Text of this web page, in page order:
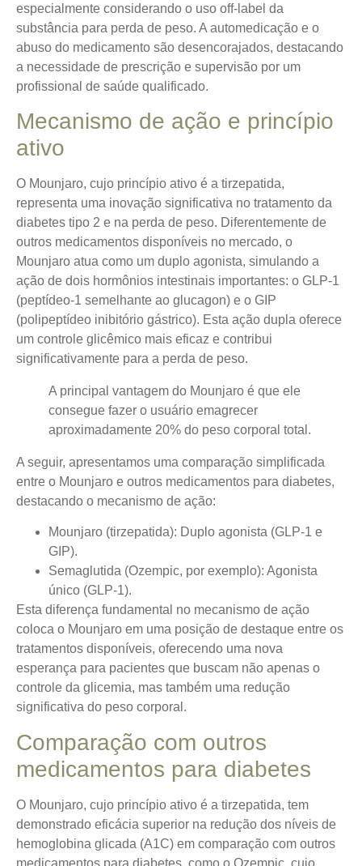
especialmente considerando o uso off-label da
substância para perda de peso. A automedicação e o
abuso do medicamento são desencorajados, destacando
a necessidade de prescrição e supervisão por um
profissional de saúde qualificado.
Mecanismo de ação e princípio
ativo
O Mounjaro, cujo princípio ativo é a tirzepatida,
representa uma inovação significativa no tratamento da
diabetes tipo 2 e na perda de peso. Diferentemente de
outros medicamentos disponíveis no mercado, o
Mounjaro atua como um duplo agonista, simulando a
ação de dois hormônios intestinais importantes: o GLP-1
(peptídeo-1 semelhante ao glucagon) e o GIP
(polipeptídeo inibitório gástrico). Esta ação dupla oferece
um controle glicêmico mais eficaz e contribui
significativamente para a perda de peso.
A principal vantagem do Mounjaro é que ele
consegue fazer o usuário emagrecer
aproximadamente 20% do peso corporal total.
A seguir, apresentamos uma comparação simplificada
entre o Mounjaro e outros medicamentos para diabetes,
destacando o mecanismo de ação:
Mounjaro (tirzepatida): Duplo agonista (GLP-1 e
GIP).
Semaglutida (Ozempic, por exemplo): Agonista
único (GLP-1).
Esta diferença fundamental no mecanismo de ação
coloca o Mounjaro em uma posição de destaque entre os
tratamentos disponíveis, oferecendo uma nova
esperança para pacientes que buscam não apenas o
controle da glicemia, mas também uma redução
significativa do peso corporal.
Comparação com outros
medicamentos para diabetes
O Mounjaro, cujo princípio ativo é a tirzepatida, tem
demonstrado eficácia superior na redução dos níveis de
hemoglobina glicada (A1C) em comparação com outros
medicamentos para diabetes, como o Ozempic, cujo